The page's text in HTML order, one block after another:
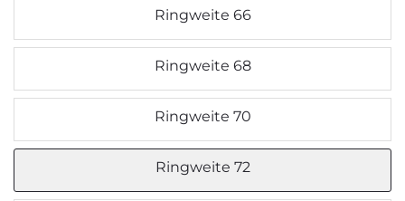
Ringweite 66
Ringweite 68
Ringweite 70
Ringweite 72